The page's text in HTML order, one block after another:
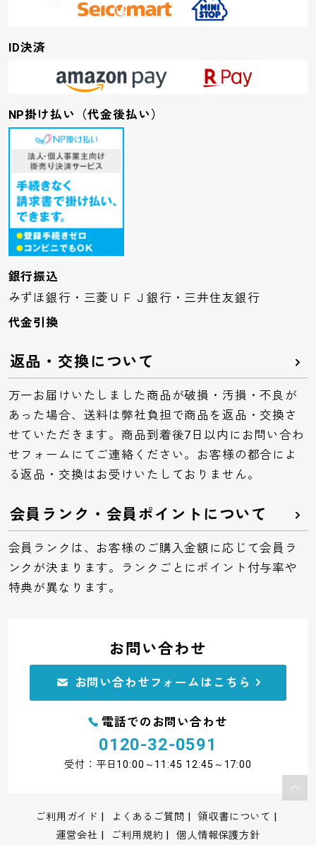
ID決済
NP掛け払い（代金後払い）
銀行振込
みずほ銀行・三菱ＵＦＪ銀行・三井住友銀行
代金引換
返品・交換について
万一お届けいたしました商品が破損・汚損・不良が
あった場合、送料は弊社負担で商品を返品・交換さ
せていただきます。商品到着後7日以内にお問い合わ
せフォームにてご連絡ください。お客様の都合によ
る返品・交換はお受けいたしておりません。
会員ランク・会員ポイントについて
会員ランクは、お客様のご購入金額に応じて会員ラ
ンクが決まります。ランクごとにポイント付与率や
特典が異なります。
お問い合わせ
お問い合わせフォームはこちら
電話でのお問い合わせ
0120-32-0591
受付：平日10:00～11:45 12:45～17:00
ご利用ガイド よくあるご質問
領収書について
運営会社
ご利用規約 個人情報保護方針